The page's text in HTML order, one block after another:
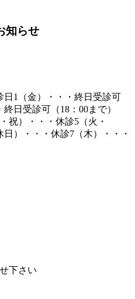
知らせ
1（金）・・・終日受診可
日受診可（18：00まで）
祝）・・・休診5（火・
）・・・休診7（木）・・・
下さい